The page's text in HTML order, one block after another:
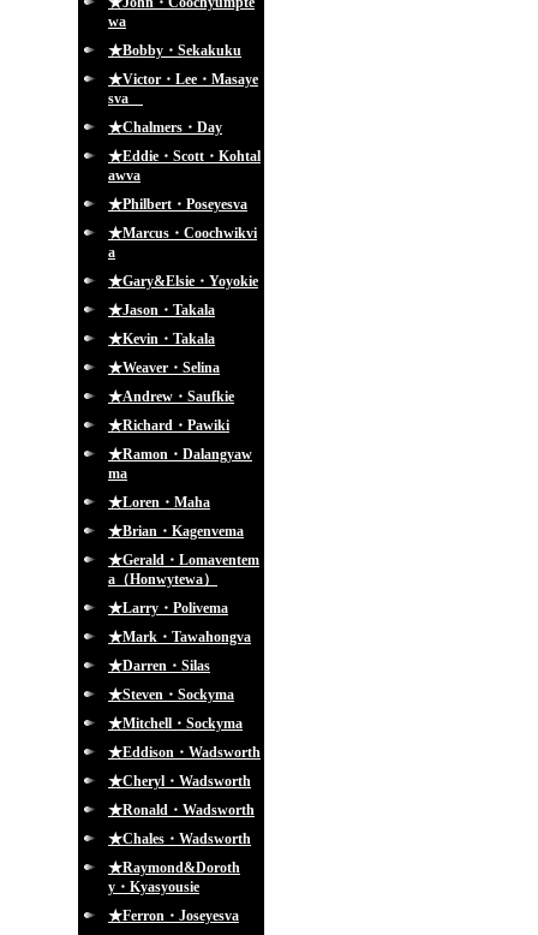
wa
★Bobby・Sekakuku
★Victor・Lee・Masaye
sva
★Chalmers・Day
★Eddie・Scott・Kohtal
awva
★Philbert・Poseyesva
★Marcus・Coochwikvi
a
★Gary&Elsie・Yoyokie
★Jason・Takala
★Kevin・Takala
★Weaver・Selina
★Andrew・Saufkie
★Richard・Pawiki
★Ramon・Dalangyaw
ma
★Loren・Maha
★Brian・Kagenvema
★Gerald・Lomaventem
a（Honwytewa）
★Larry・Polivema
★Mark・Tawahongva
★Darren・Silas
★Steven・Sockyma
★Mitchell・Sockyma
★Eddison・Wadsworth
★Cheryl・Wadsworth
★Ronald・Wadsworth
★Chales・Wadsworth
★Raymond&Doroth
y・Kyasyousie
★Ferron・Joseyesva